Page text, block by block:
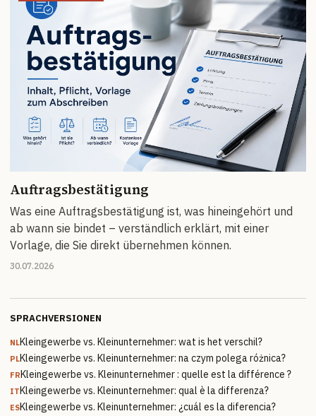
Auftragsbestätigung
Was eine Auftragsbestätigung ist, was hineingehört und
ab wann sie bindet – verständlich erklärt, mit einer
Vorlage, die Sie direkt übernehmen können.
30.07.2026
SPRACHVERSIONEN
NLKleingewerbe vs. Kleinunternehmer: wat is het verschil?
PLKleingewerbe vs. Kleinunternehmer: na czym polega różnica?
FRKleingewerbe vs. Kleinunternehmer : quelle est la différence ?
ITKleingewerbe vs. Kleinunternehmer: qual è la differenza?
ESKleingewerbe vs. Kleinunternehmer: ¿cuál es la diferencia?